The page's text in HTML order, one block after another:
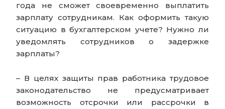
года не сможет своевременно выплатить
зарплату сотрудникам. Как оформить такую
ситуацию в бухгалтерском учете? Нужно ли
уведомлять сотрудников о задержке
зарплаты?
– В целях защиты прав работника трудовое
законодательство не предусматривает
возможность отсрочки или рассрочки в